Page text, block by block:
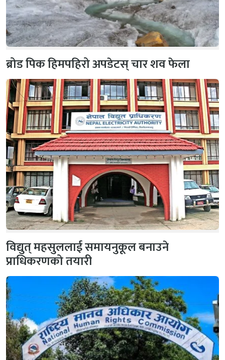
ब्रोड पिक हिमपहिरो अपडेटस् चार शव फेला
विद्युत् महसुललाई समायनुकूल बनाउने
प्राधिकरणको तयारी